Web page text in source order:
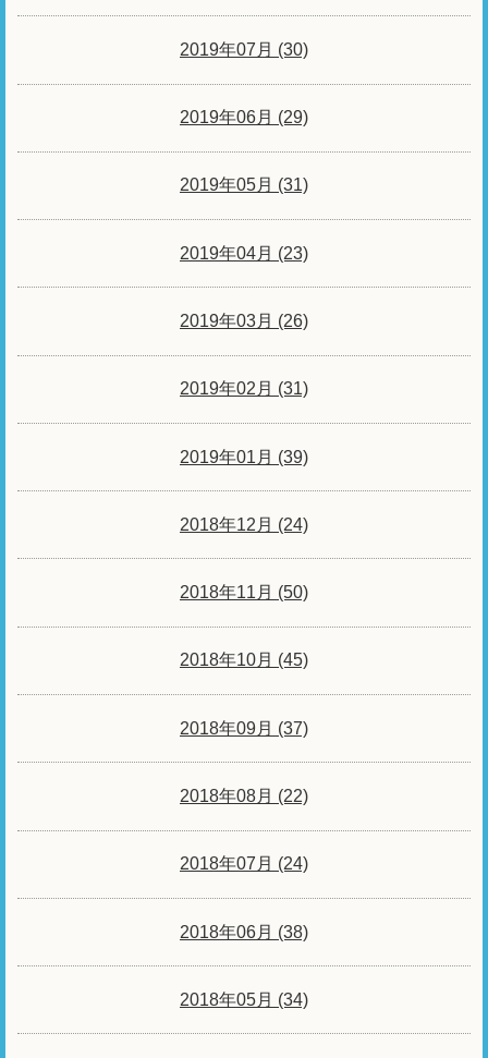
2019年07月 (30)
2019年06月 (29)
2019年05月 (31)
2019年04月 (23)
2019年03月 (26)
2019年02月 (31)
2019年01月 (39)
2018年12月 (24)
2018年11月 (50)
2018年10月 (45)
2018年09月 (37)
2018年08月 (22)
2018年07月 (24)
2018年06月 (38)
2018年05月 (34)